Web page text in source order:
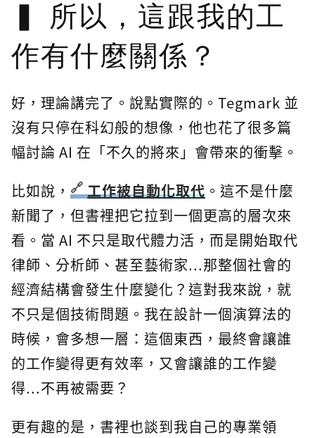
所以，這跟我的工
作有什麼關係？
好，理論講完了。說點實際的。Tegmark 並
沒有只停在科幻般的想像，他也花了很多篇
幅討論 AI 在「不久的將來」會帶來的衝擊。
比如說，
工作被自動化取代 。這不是什麼
新聞了，但書裡把它拉到一個更高的層次來
看。當 AI 不只是取代體力活，而是開始取代
律師、分析師、甚至藝術家...那整個社會的
經濟結構會發生什麼變化？這對我來說，就
不只是個技術問題。我在設計一個演算法的
時候，會多想一層：這個東西，最終會讓誰
的工作變得更有效率，又會讓誰的工作變
得...不再被需要？
更有趣的是，書裡也談到我自己的專業領